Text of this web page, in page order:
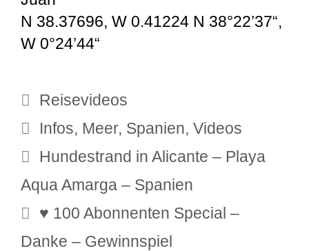
N 38.37696, W 0.41224 N 38°22’37“,
W 0°24’44“
Kategorien
Reisevideos
Schlagwörter
Infos, Meer, Spanien, Videos
Hundestrand in Alicante – Playa
Aqua Amarga – Spanien
♥ 100 Abonnenten Special –
Danke – Gewinnspiel